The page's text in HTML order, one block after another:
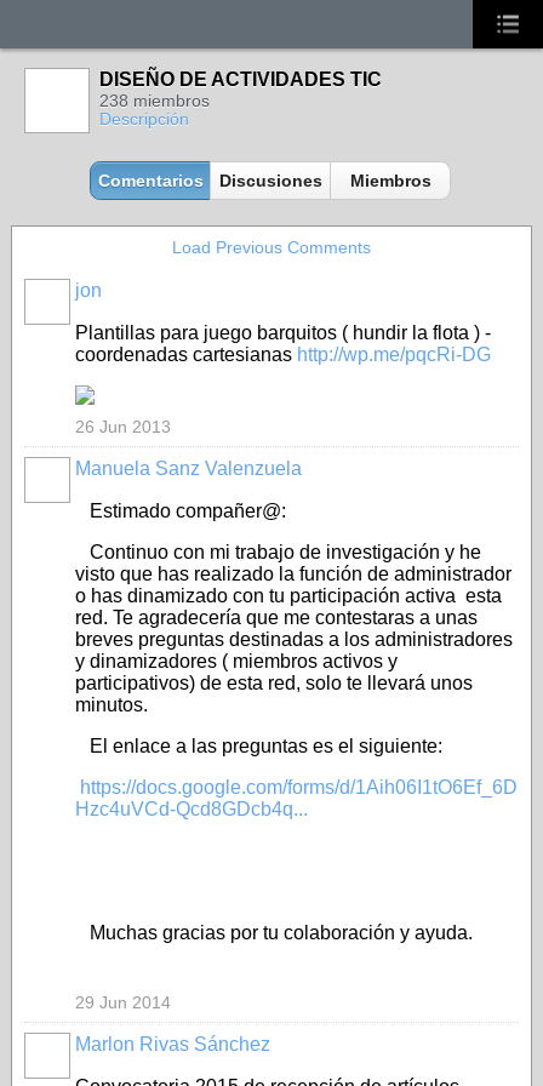
DISEÑO DE ACTIVIDADES TIC
238 miembros
Descripción
Comentarios Discusiones Miembros
Load Previous Comments
jon
Plantillas para juego barquitos ( hundir la flota ) -
coordenadas cartesianas http://wp.me/pqcRi-DG
26 Jun 2013
Manuela Sanz Valenzuela
Estimado compañer@:
Continuo con mi trabajo de investigación y he
visto que has realizado la función de administrador
o has dinamizado con tu participación activa esta
red. Te agradecería que me contestaras a unas
breves preguntas destinadas a los administradores
y dinamizadores ( miembros activos y
participativos) de esta red, solo te llevará unos
minutos.
El enlace a las preguntas es el siguiente:
https://docs.google.com/forms/d/1Aih06I1tO6Ef_6D
Hzc4uVCd-Qcd8GDcb4q...
Muchas gracias por tu colaboración y ayuda.
29 Jun 2014
Marlon Rivas Sánchez